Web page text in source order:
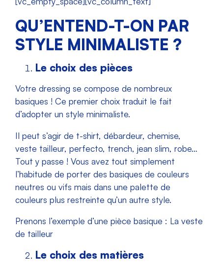
QU’ENTEND-T-ON PAR
STYLE MINIMALISTE ?
Le choix des pièces
Votre dressing se compose de nombreux
basiques ! Ce premier choix traduit le fait
d’adopter un style minimaliste.
Il peut s’agir de t-shirt, débardeur, chemise,
veste tailleur, perfecto, trench, jean slim, robe…
Tout y passe ! Vous avez tout simplement
l’habitude de porter des basiques de couleurs
neutres ou vifs mais dans une palette de
couleurs plus restreinte qu’un autre style.
Prenons l’exemple d’une pièce basique : La veste
de tailleur
Le choix des matières